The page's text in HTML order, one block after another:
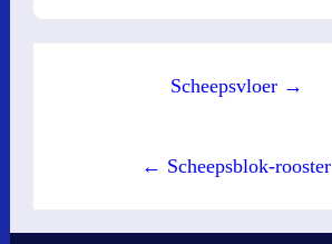
Scheepsvloer →
← Scheepsblok-rooster